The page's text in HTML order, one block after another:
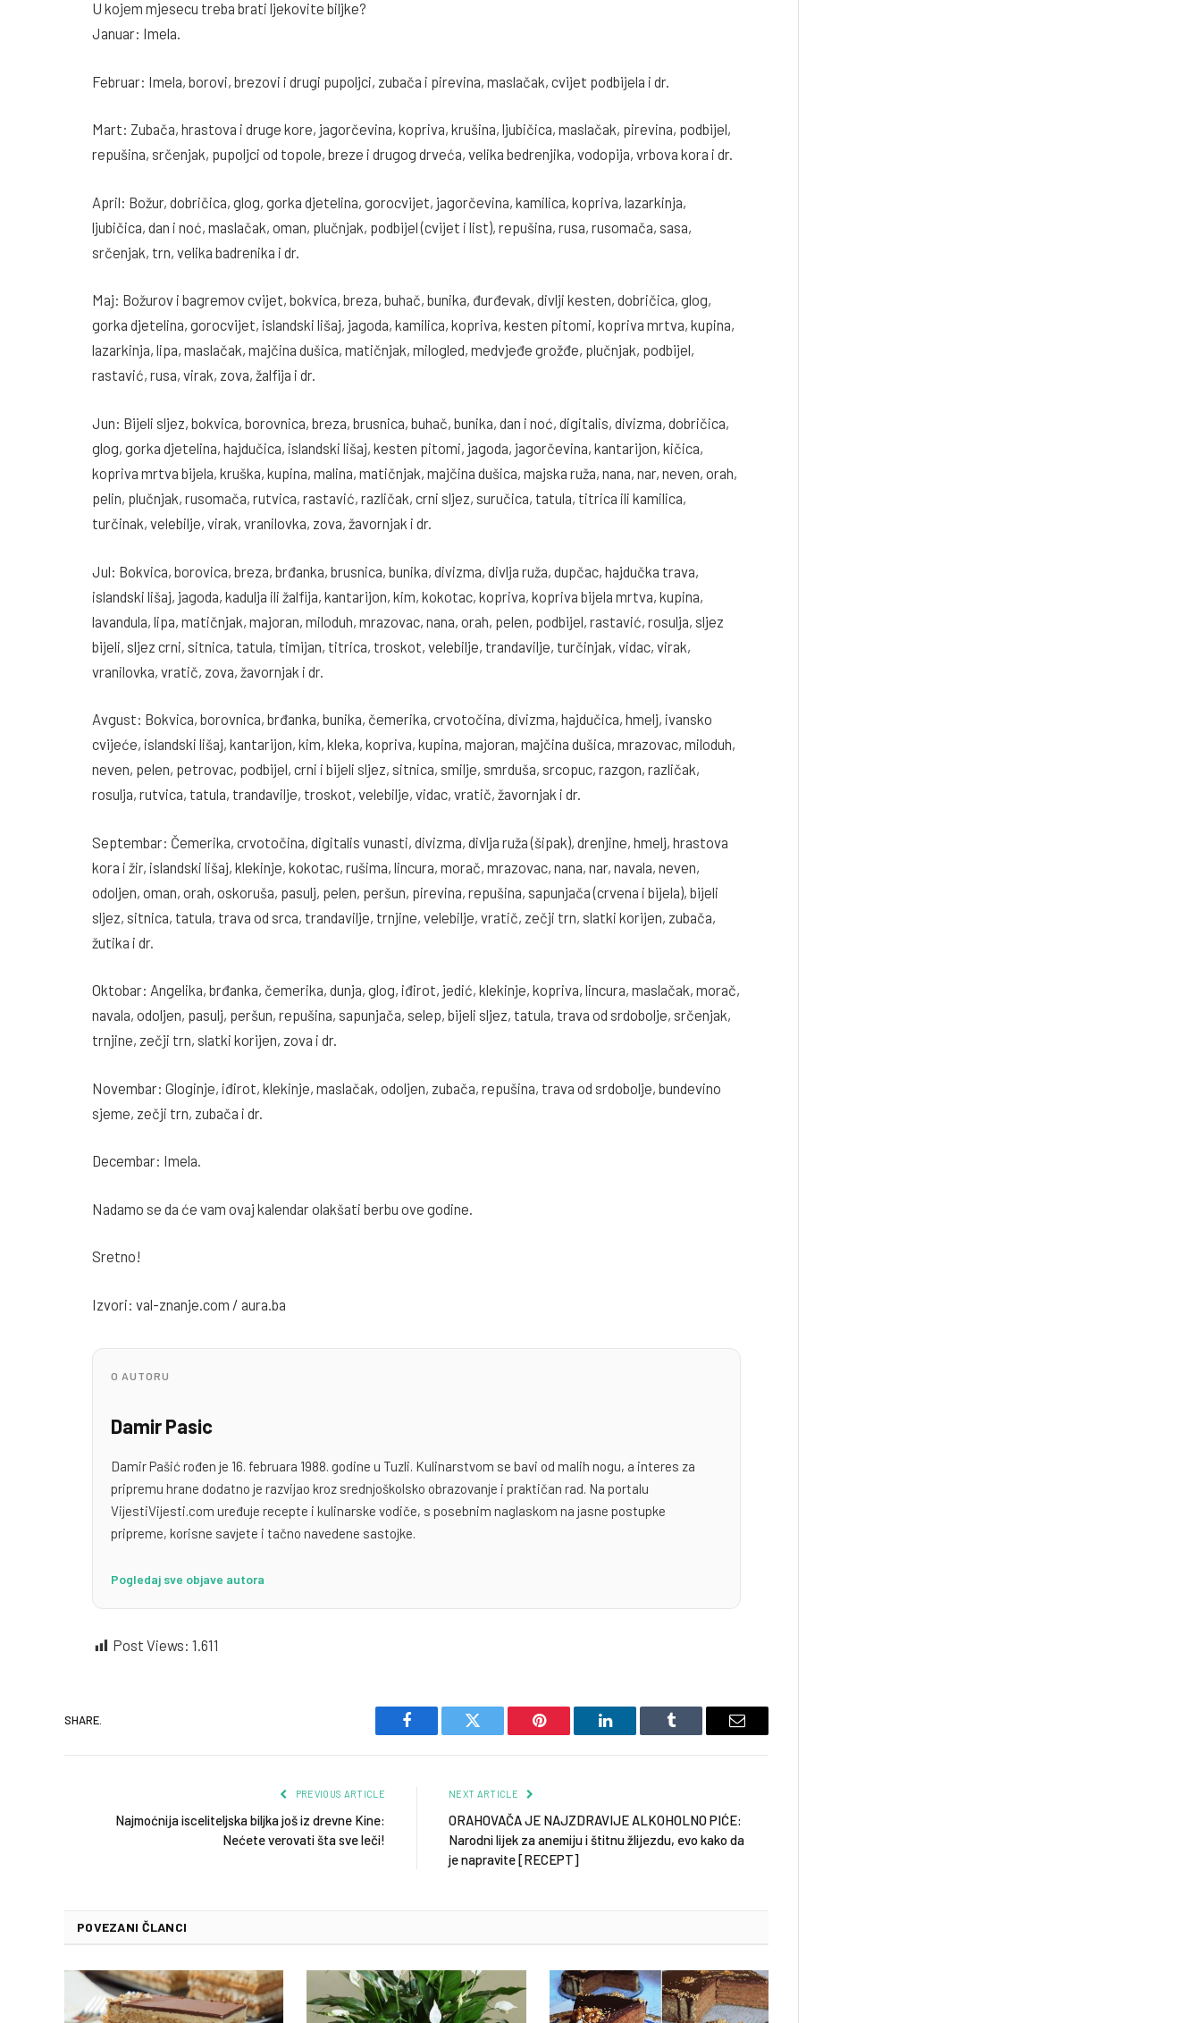
U kojem mjesecu treba brati ljekovite biljke?
Januar: Imela.
Februar: Imela, borovi, brezovi i drugi pupoljci, zubača i pirevina, maslačak, cvijet podbijela i dr.
Mart: Zubača, hrastova i druge kore, jagorčevina, kopriva, krušina, ljubičica, maslačak, pirevina, podbijel,
repušina, srčenjak, pupoljci od topole, breze i drugog drveća, velika bedrenjika, vodopija, vrbova kora i dr.
April: Božur, dobričica, glog, gorka djetelina, gorocvijet, jagorčevina, kamilica, kopriva, lazarkinja,
ljubičica, dan i noć, maslačak, oman, plučnjak, podbijel (cvijet i list), repušina, rusa, rusomača, sasa,
srčenjak, trn, velika badrenika i dr.
Maj: Božurov i bagremov cvijet, bokvica, breza, buhač, bunika, đurđevak, divlji kesten, dobričica, glog,
gorka djetelina, gorocvijet, islandski lišaj, jagoda, kamilica, kopriva, kesten pitomi, kopriva mrtva, kupina,
lazarkinja, lipa, maslačak, majčina dušica, matičnjak, milogled, medvjeđe grožđe, plučnjak, podbijel,
rastavić, rusa, virak, zova, žalfija i dr.
Jun: Bijeli sljez, bokvica, borovnica, breza, brusnica, buhač, bunika, dan i noć, digitalis, divizma, dobričica,
glog, gorka djetelina, hajdučica, islandski lišaj, kesten pitomi, jagoda, jagorčevina, kantarijon, kičica,
kopriva mrtva bijela, kruška, kupina, malina, matičnjak, majčina dušica, majska ruža, nana, nar, neven, orah,
pelin, plučnjak, rusomača, rutvica, rastavić, različak, crni sljez, suručica, tatula, titrica ili kamilica,
turčinak, velebilje, virak, vranilovka, zova, žavornjak i dr.
Jul: Bokvica, borovica, breza, brđanka, brusnica, bunika, divizma, divlja ruža, dupčac, hajdučka trava,
islandski lišaj, jagoda, kadulja ili žalfija, kantarijon, kim, kokotac, kopriva, kopriva bijela mrtva, kupina,
lavandula, lipa, matičnjak, majoran, miloduh, mrazovac, nana, orah, pelen, podbijel, rastavić, rosulja, sljez
bijeli, sljez crni, sitnica, tatula, timijan, titrica, troskot, velebilje, trandavilje, turčinjak, vidac, virak,
vranilovka, vratič, zova, žavornjak i dr.
Avgust: Bokvica, borovnica, brđanka, bunika, čemerika, crvotočina, divizma, hajdučica, hmelj, ivansko
cvijeće, islandski lišaj, kantarijon, kim, kleka, kopriva, kupina, majoran, majčina dušica, mrazovac, miloduh,
neven, pelen, petrovac, podbijel, crni i bijeli sljez, sitnica, smilje, smrduša, srcopuc, razgon, različak,
rosulja, rutvica, tatula, trandavilje, troskot, velebilje, vidac, vratič, žavornjak i dr.
Septembar: Čemerika, crvotočina, digitalis vunasti, divizma, divlja ruža (šipak), drenjine, hmelj, hrastova
kora i žir, islandski lišaj, klekinje, kokotac, rušima, lincura, morač, mrazovac, nana, nar, navala, neven,
odoljen, oman, orah, oskoruša, pasulj, pelen, peršun, pirevina, repušina, sapunjača (crvena i bijela), bijeli
sljez, sitnica, tatula, trava od srca, trandavilje, trnjine, velebilje, vratič, zečji trn, slatki korijen, zubača,
žutika i dr.
Oktobar: Angelika, brđanka, čemerika, dunja, glog, iđirot, jedić, klekinje, kopriva, lincura, maslačak, morač,
navala, odoljen, pasulj, peršun, repušina, sapunjača, selep, bijeli sljez, tatula, trava od srdobolje, srčenjak,
trnjine, zečji trn, slatki korijen, zova i dr.
Novembar: Gloginje, iđirot, klekinje, maslačak, odoljen, zubača, repušina, trava od srdobolje, bundevino
sjeme, zečji trn, zubača i dr.
Decembar: Imela.
Nadamo se da će vam ovaj kalendar olakšati berbu ove godine.
Sretno!
Izvori: val-znanje.com / aura.ba
O AUTORU
Damir Pasic
Damir Pašić rođen je 16. februara 1988. godine u Tuzli. Kulinarstvom se bavi od malih nogu, a interes za
pripremu hrane dodatno je razvijao kroz srednjoškolsko obrazovanje i praktičan rad. Na portalu
VijestiVijesti.com uređuje recepte i kulinarske vodiče, s posebnim naglaskom na jasne postupke
pripreme, korisne savjete i tačno navedene sastojke.
Pogledaj sve objave autora
Post Views: 1.611
SHARE.
Facebook Twitter Pinterest LinkedIn Tumblr Email
PREVIOUS ARTICLE
Najmoćnija isceliteljska biljka još iz drevne Kine:
Nećete verovati šta sve leči!
NEXT ARTICLE
ORAHOVAČA JE NAJZDRAVIJE ALKOHOLNO PIĆE:
Narodni lijek za anemiju i štitnu žlijezdu, evo kako da
je napravite [RECEPT]
POVEZANI ČLANCI